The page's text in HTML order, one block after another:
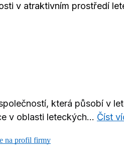
v atraktivním prostředí
která působí v
v oblasti leteckých... Číst
na profil firmy